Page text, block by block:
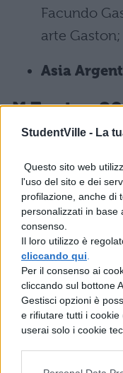
StudentVille - La
Questo sito web
l'uso del sito e dei
profilazione, anche di
personalizzati in base
consenso.
Il loro utilizzo è
cliccando qui
Per il consenso ai
cliccando sul bottone
Gestisci opzioni è
e rifiutare tutti i cookie
userai solo i cookie
Facundo
arte Gaston;
Asia
X Factor
Chi sono i
Leo
Anastasio;
Naomi,
Costanzo;
Luna,
Red Bricks